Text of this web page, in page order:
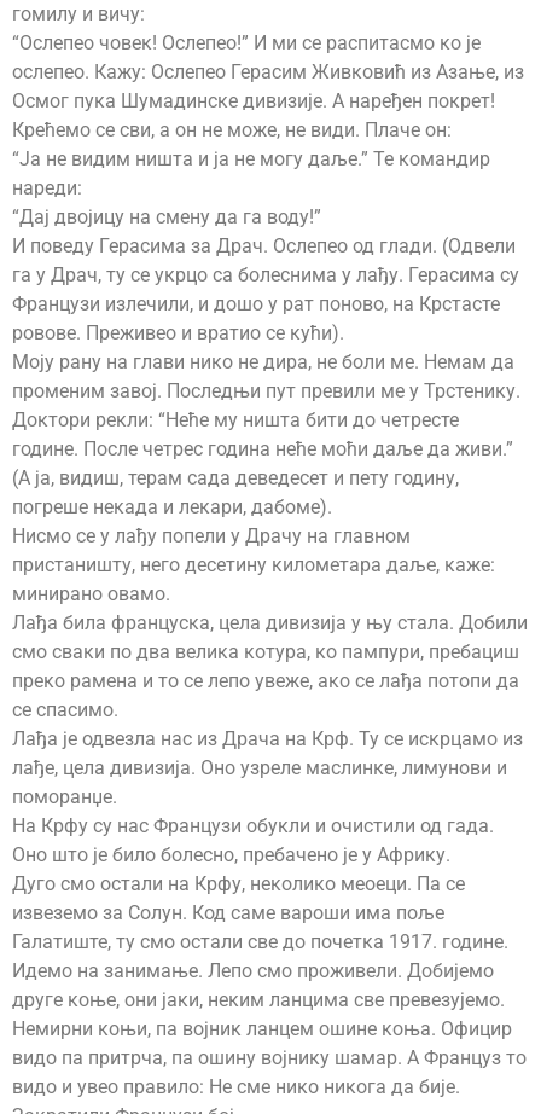
гомилу и вичу:
“Ослепео човек! Ослепео!” И ми се распитасмо ко је
ослепео. Кажу: Ослепео Герасим Живковић из Азање, из
Осмог пука Шумадинске дивизије. А наређен покрет!
Крећемо се сви, а он не може, не види. Плаче он:
“Ја не видим ништа и ја не могу даље.” Те командир
нареди:
“Дај двојицу на смену да га воду!”
И поведу Герасима за Драч. Ослепео од глади. (Одвели
га у Драч, ту се укрцо са болеснима у лађу. Герасима су
Французи излечили, и дошо у рат поново, на Крстасте
ровове. Преживео и вратио се кући).
Моју рану на глави нико не дира, не боли ме. Немам да
променим завој. Последњи пут превили ме у Трстенику.
Доктори рекли: “Неће му ништа бити до четресте
године. После четрес година неће моћи даље да живи.”
(А ја, видиш, терам сада деведесет и пету годину,
погреше некада и лекари, дабоме).
Нисмо се у лађу попели у Драчу на главном
пристаништу, него десетину километара даље, каже:
минирано овамо.
Лађа била француска, цела дивизија у њу стала. Добили
смо сваки по два велика котура, ко пампури, пребациш
преко рамена и то се лепо увеже, ако се лађа потопи да
се спасимо.
Лађа је одвезла нас из Драча на Крф. Ту се искрцамо из
лађе, цела дивизија. Оно узреле маслинке, лимунови и
поморанџе.
На Крфу су нас Французи обукли и очистили од гада.
Оно што је било болесно, пребачено је у Африку.
Дуго смо остали на Крфу, неколико меоеци. Па се
извеземо за Солун. Код саме вароши има поље
Галатиште, ту смо остали све до почетка 1917. године.
Идемо на занимање. Лепо смо проживели. Добијемо
друге коње, они јаки, неким ланцима све превезујемо.
Немирни коњи, па војник ланцем ошине коња. Официр
видо па притрча, па ошину војнику шамар. А Француз то
видо и увео правило: Не сме нико никога да бије.